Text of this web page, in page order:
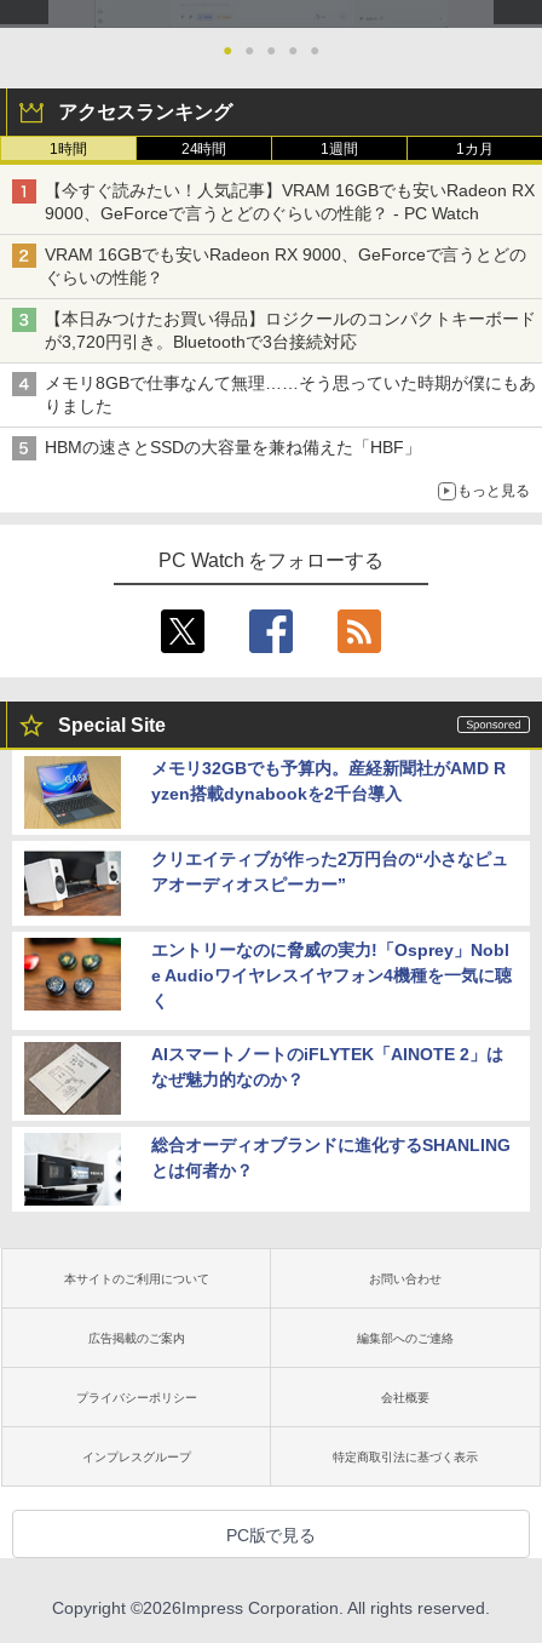
● ● ● ● ●
アクセスランキング
1時間 24時間 1週間 1カ月
【今すぐ読みたい！人気記事】VRAM 16GBでも安いRadeon RX
9000、GeForceで言うとどのぐらいの性能？ - PC Watch
VRAM 16GBでも安いRadeon RX 9000、GeForceで言うとどの
ぐらいの性能？
【本日みつけたお買い得品】ロジクールのコンパクトキーボード
が3,720円引き。Bluetoothで3台接続対応
メモリ8GBで仕事なんて無理……そう思っていた時期が僕にもあ
りました
HBMの速さとSSDの大容量を兼ね備えた「HBF」
もっと見る
PC Watch をフォローする
Special Site
メモリ32GBでも予算内。産経新聞社がAMD R
yzen搭載dynabookを2千台導入
クリエイティブが作った2万円台の“小さなピュ
アオーディオスピーカー”
エントリーなのに脅威の実力!「Osprey」Nobl
e Audioワイヤレスイヤフォン4機種を一気に聴
く
AIスマートノートのiFLYTEK「AINOTE 2」は
なぜ魅力的なのか？
総合オーディオブランドに進化するSHANLING
とは何者か？
本サイトのご利用について お問い合わせ
広告掲載のご案内 編集部へのご連絡
プライバシーポリシー 会社概要
インプレスグループ 特定商取引法に基づく表示
PC版で見る
Copyright ©2026Impress Corporation. All rights reserved.